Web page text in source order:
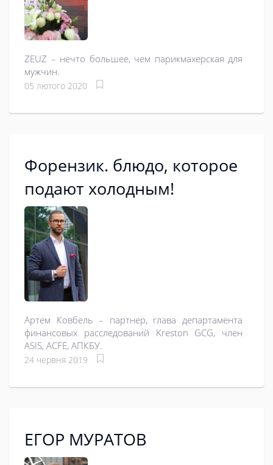
ZEUZ – нечто большее, чем парикмахерская для
мужчин.
05 лютого 2020
Форензик. блюдо, которое
подают холодным!
Артем Ковбель – партнер, глава департамента
финансовых расследований Kreston GCG, член
ASIS, ACFE, АПКБУ.
24 червня 2019
ЕГОР МУРАТОВ